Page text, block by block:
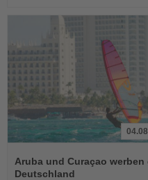
Sie
die
Aruba und Curaçao
Deutschland